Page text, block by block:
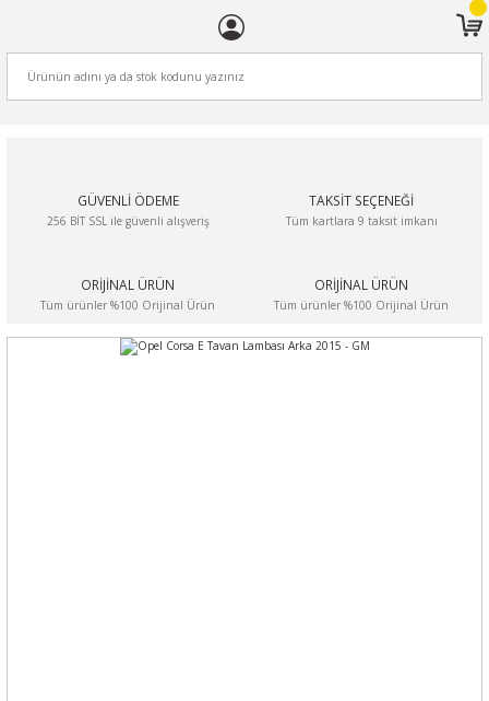
GÜVENLİ ÖDEME
256 BİT SSL ile güvenli alışveriş
TAKSİT SEÇENEĞİ
Tüm kartlara 9 taksit imkanı
ORİJİNAL ÜRÜN
Tüm ürünler %100 Orijinal Ürün
ORİJİNAL ÜRÜN
Tüm ürünler %100 Orijinal Ürün